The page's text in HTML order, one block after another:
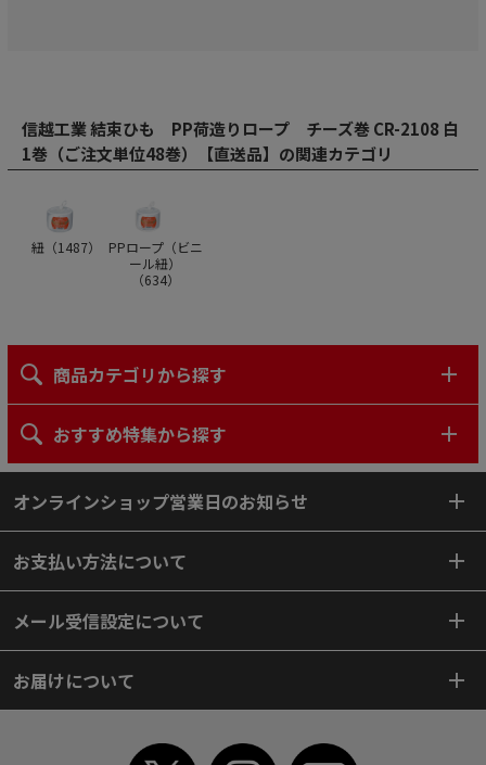
信越工業 結束ひも PP荷造りロープ チーズ巻 CR-2108 白
1巻（ご注文単位48巻）【直送品】の関連カテゴリ
紐（1487）
PPロープ（ビニ
ール紐）
（634）
商品カテゴリから探す
おすすめ特集から探す
オンラインショップ営業日のお知らせ
お支払い方法について
メール受信設定について
お届けについて